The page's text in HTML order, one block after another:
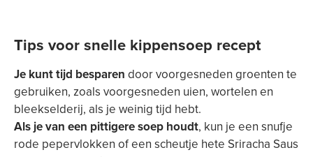
Tips voor snelle kippensoep recept
Je kunt tijd besparen door voorgesneden groenten te
gebruiken, zoals voorgesneden uien, wortelen en
bleekselderij, als je weinig tijd hebt.
Als je van een pittigere soep houdt, kun je een snufje
rode pepervlokken of een scheutje hete Sriracha Saus